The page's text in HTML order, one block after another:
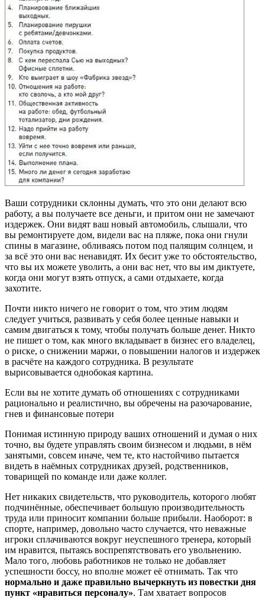
Ваши сотрудники склонны думать, что это они делают всю
работу, а вы получаете все деньги, и притом они не замечают
издержек. Они видят ваш новый автомобиль, слышали, что
вы ремонтируете дом, видели вас на пляже, пока они гнули
спины в магазине, обливаясь потом под палящим солнцем, и
за всё это они вас ненавидят. Их бесит уже то обстоятельство,
что вы их можете уволить, а они вас нет, что вы им диктуете,
когда они могут взять отпуск, а сами отдыхаете, когда
захотите.
Почти никто ничего не говорит о том, что этим людям
следует учиться, развивать у себя более ценные навыки и
самим двигаться к тому, чтобы получать больше денег. Никто
не пишет о том, как много вкладывает в бизнес его владелец,
о риске, о снижении маржи, о повышении налогов и издержек
в расчёте на каждого сотрудника. В результате
вырисовывается однобокая картина.
Если вы не хотите думать об отношениях с сотрудниками
рационально и реалистично, вы обречены на разочарование,
гнев и финансовые потери
Понимая истинную природу ваших отношений и думая о них
точно, вы будете управлять своим бизнесом и людьми, в нём
занятыми, совсем иначе, чем те, кто настойчиво пытается
видеть в наёмных сотрудниках друзей, родственников,
товарищей по команде или даже коллег.
Нет никаких свидетельств, что руководитель, которого любят
подчинённые, обеспечивает большую производительность
труда или приносит компании больше прибыли. Наоборот: в
спорте, например, довольно часто случается, что неважные
игроки сплачиваются вокруг неуспешного тренера, который
им нравится, пытаясь воспрепятствовать его увольнению.
Мало того, любовь работников не только не добавляет
успешности боссу, но вполне может её отнимать. Так что
нормально и даже правильно вычеркнуть из повестки дня
пункт «нравиться персоналу». Там хватает вопросов